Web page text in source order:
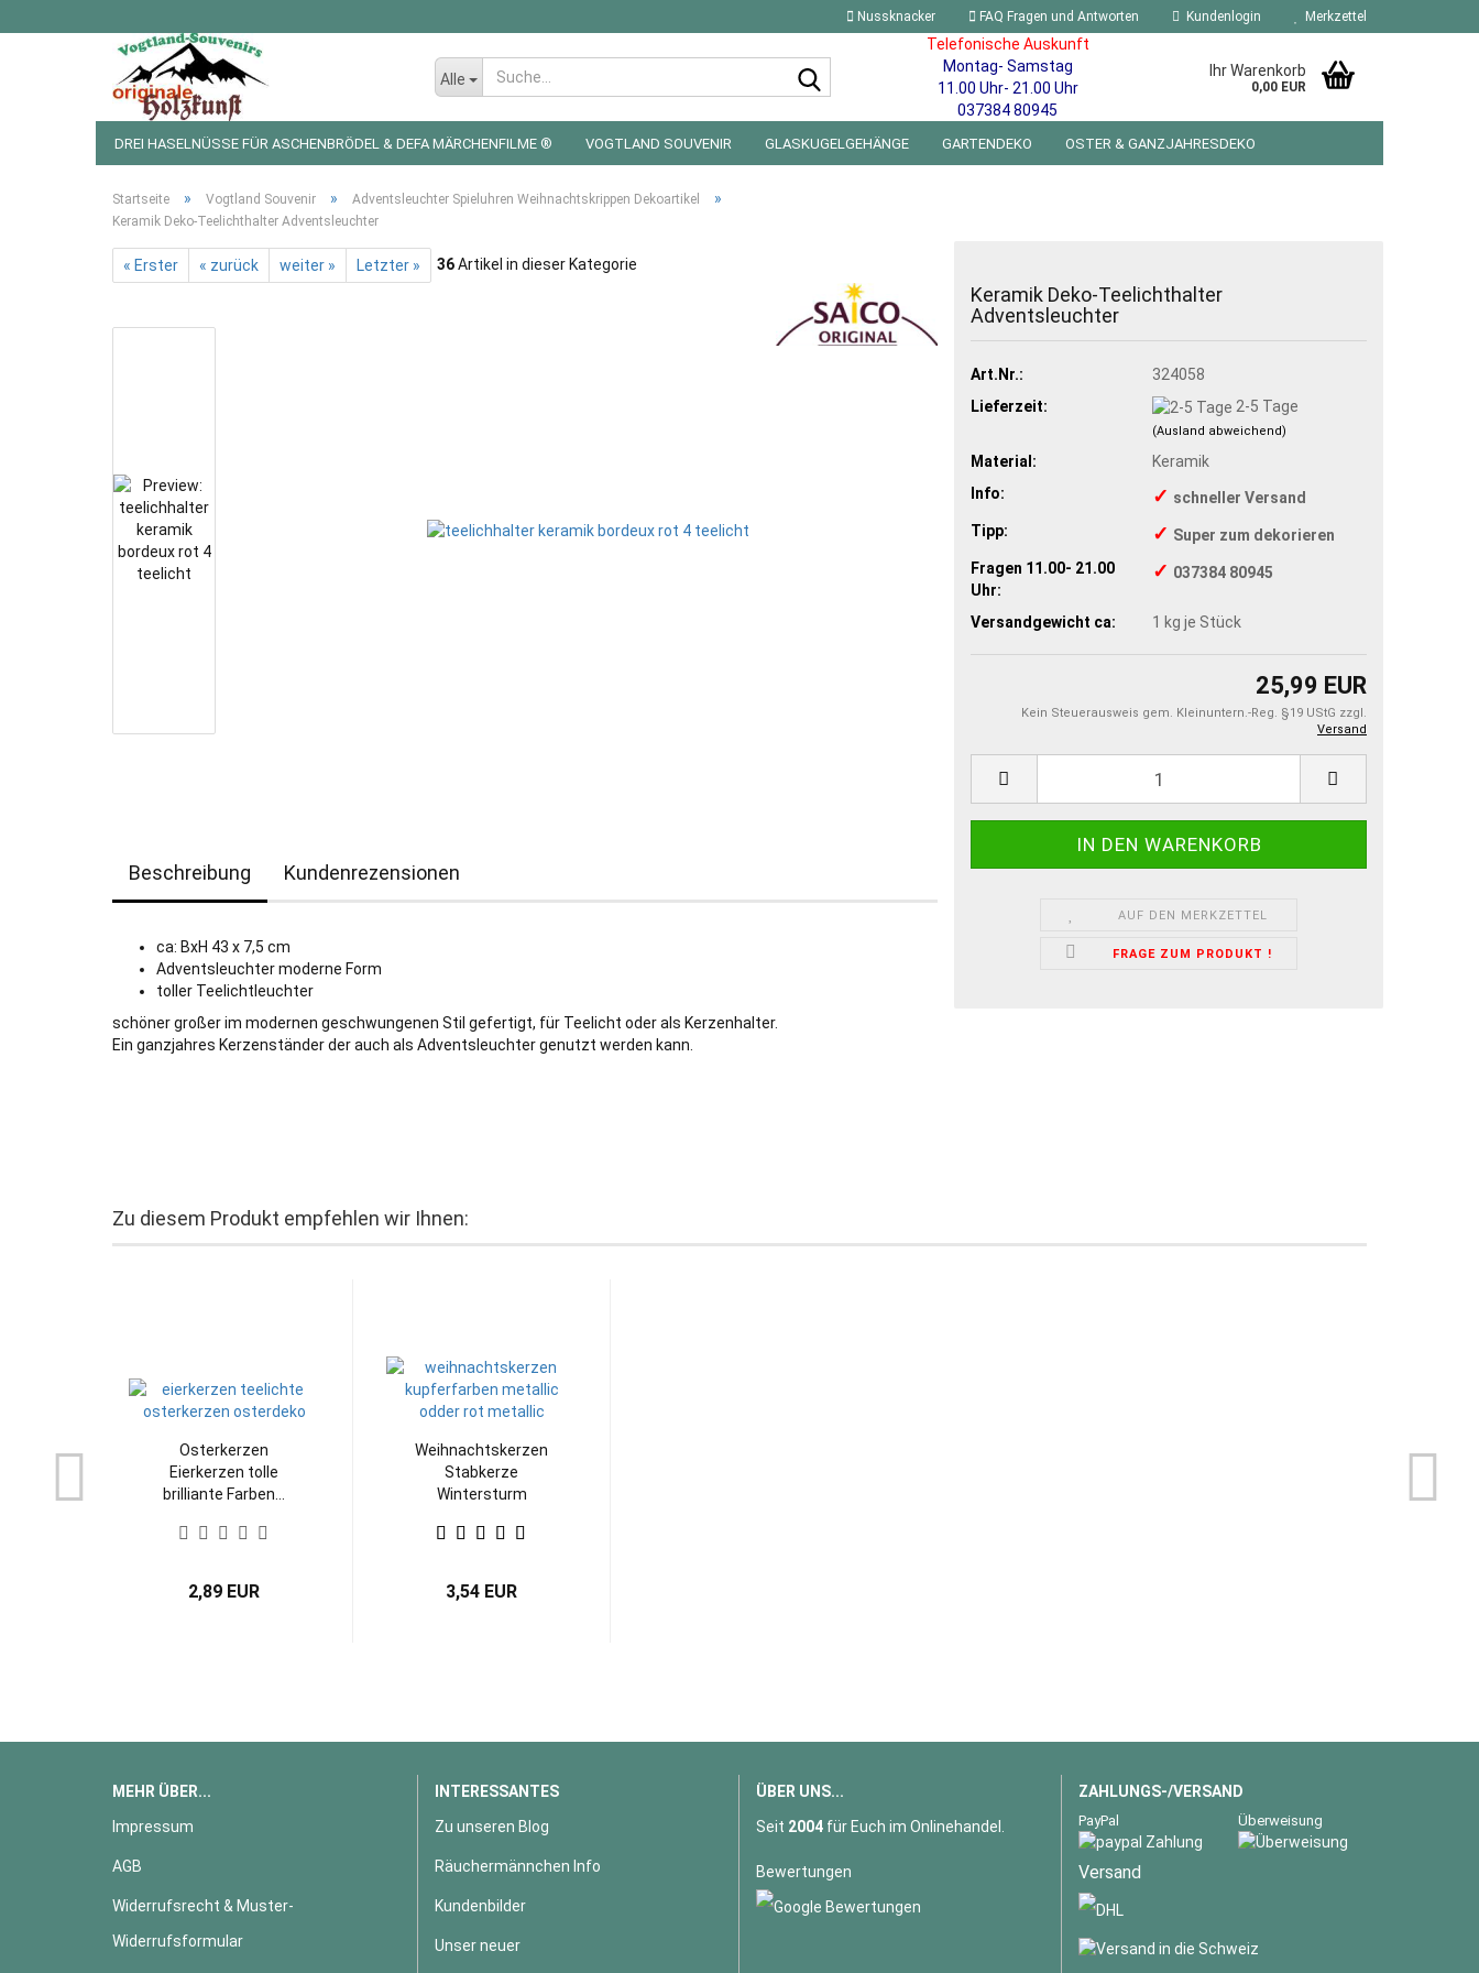
Nussknacker FAQ Fragen und Antworten Kundenlogin Merkzettel
Alle
Telefonische Auskunft
Montag- Samstag
11.00 Uhr- 21.00 Uhr
037384 80945
Ihr Warenkorb
0,00 EUR
DREI HASELNÜSSE FÜR ASCHENBRÖDEL & DEFA MÄRCHENFILME ® VOGTLAND SOUVENIR GLASKUGELGEHÄNGE GARTENDEKO OSTER & GANZJAHRESDEKO
Startseite » Vogtland Souvenir » Adventsleuchter Spieluhren Weihnachtskrippen Dekoartikel »
Keramik Deko-Teelichthalter Adventsleuchter
« Erster « zurück weiter » Letzter » 36Artikel in dieser Kategorie
Keramik Deko-Teelichthalter
Adventsleuchter
Art.Nr.:
324058
Lieferzeit:
2-5 Tage
(Ausland abweichend)
Material:
Keramik
Info:
✓ schneller Versand
Tipp:
✓ Super zum dekorieren
Fragen 11.00- 21.00
Uhr:
✓ 037384 80945
Versandgewicht ca: 1 kg je Stück
25,99 EUR
Kein Steuerausweis gem. Kleinuntern.-Reg. §19 UStG zzgl.
Versand
AUF DEN MERKZETTEL
FRAGE ZUM PRODUKT !
Beschreibung Kundenrezensionen
ca: BxH 43 x 7,5 cm
Adventsleuchter moderne Form
toller Teelichtleuchter
schöner großer im modernen geschwungenen Stil gefertigt, für Teelicht oder als Kerzenhalter.
Ein ganzjahres Kerzenständer der auch als Adventsleuchter genutzt werden kann.
Zu diesem Produkt empfehlen wir Ihnen:
Osterkerzen
Eierkerzen tolle
brilliante Farben...
2,89 EUR
Weihnachtskerzen
Stabkerze
Wintersturm
3,54 EUR
MEHR ÜBER...
Impressum
AGB
Widerrufsrecht & Muster-
Widerrufsformular
INTERESSANTES
Zu unseren Blog
Räuchermännchen Info
Kundenbilder
Unser neuer
ÜBER UNS...
Seit 2004 für Euch im Onlinehandel.
Bewertungen
ZAHLUNGS-/VERSAND
PayPal Überweisung
Versand